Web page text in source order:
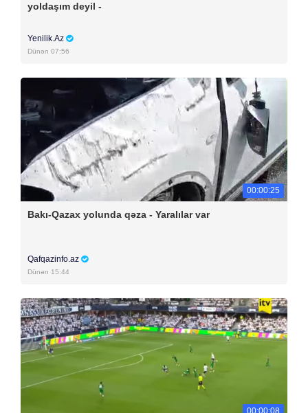
yoldaşım deyil -
Yenilik.Az
Dünən 07:56
00:00:25
Bakı-Qazax yolunda qəza - Yaralılar var
Qafqazinfo.az
Dünən 15:44
00:00:08